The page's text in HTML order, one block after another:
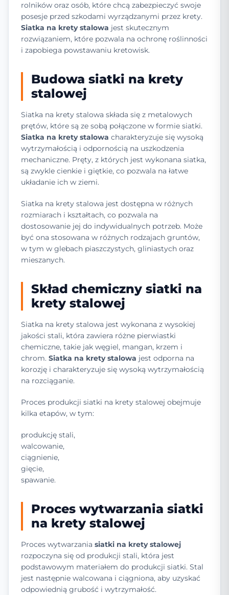
rolników oraz osób, które chcą zabezpieczyć swoje
posesje przed szkodami wyrządzanymi przez krety.
Siatka na krety stalowa jest skutecznym
rozwiązaniem, które pozwala na ochronę roślinności
i zapobiega powstawaniu kretowisk.
Budowa siatki na krety
stalowej
Siatka na krety stalowa składa się z metalowych
prętów, które są ze sobą połączone w formie siatki.
Siatka na krety stalowa charakteryzuje się wysoką
wytrzymałością i odpornością na uszkodzenia
mechaniczne. Pręty, z których jest wykonana siatka,
są zwykle cienkie i giętkie, co pozwala na łatwe
układanie ich w ziemi.
Siatka na krety stalowa jest dostępna w różnych
rozmiarach i kształtach, co pozwala na
dostosowanie jej do indywidualnych potrzeb. Może
być ona stosowana w różnych rodzajach gruntów,
w tym w glebach piaszczystych, gliniastych oraz
mieszanych.
Skład chemiczny siatki na
krety stalowej
Siatka na krety stalowa jest wykonana z wysokiej
jakości stali, która zawiera różne pierwiastki
chemiczne, takie jak węgiel, mangan, krzem i
chrom. Siatka na krety stalowa jest odporna na
korozję i charakteryzuje się wysoką wytrzymałością
na rozciąganie.
Proces produkcji siatki na krety stalowej obejmuje
kilka etapów, w tym:
produkcję stali,
walcowanie,
ciągnienie,
gięcie,
spawanie.
Proces wytwarzania siatki
na krety stalowej
Proces wytwarzania siatki na krety stalowej
rozpoczyna się od produkcji stali, która jest
podstawowym materiałem do produkcji siatki. Stal
jest następnie walcowana i ciągniona, aby uzyskać
odpowiednią grubość i wytrzymałość.